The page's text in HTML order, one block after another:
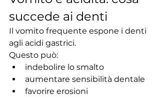
succede ai denti
Il vomito frequente espone i denti
agli acidi gastrici.
Questo può:
indebolire lo smalto
aumentare sensibilità dentale
favorire erosioni